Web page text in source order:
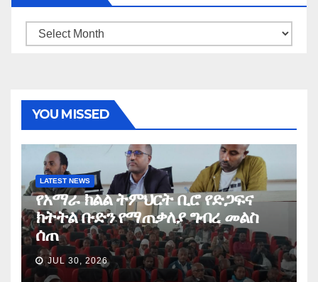
Archives
YOU MISSED
LATEST NEWS
የአማራ ክልል ትምህርት ቢሮ የድጋፍና
ክትትል ቡድን የማጠቃለያ ግብረ መልስ
ሰጠ
JUL 30, 2026